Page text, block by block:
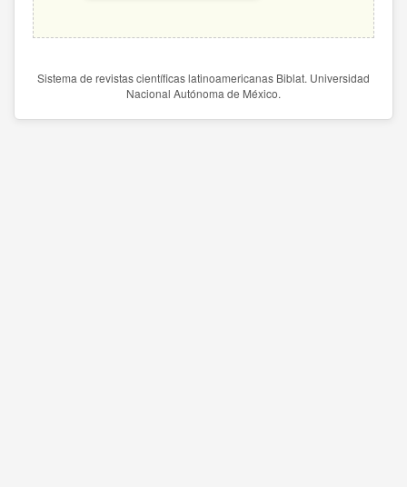
Sistema de revistas científicas latinoamericanas Biblat. Universidad
Nacional Autónoma de México.